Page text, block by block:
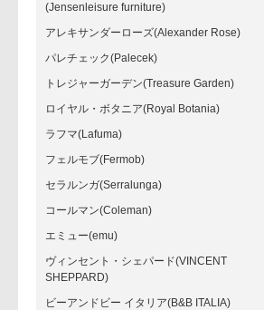
(Jensenleisure furniture)
アレキサンダーローズ(Alexander Rose)
パレチェック(Palecek)
トレジャーガーデン(Treasure Garden)
ロイヤル・ボタニア(Royal Botania)
ラフマ(Lafuma)
フェルモブ(Fermob)
セラルンガ(Serralunga)
コールマン(Coleman)
エミュー(emu)
ヴィンセント・シェパード(VINCENT
SHEPPARD)
ビーアンドビー イタリア(B&B ITALIA)